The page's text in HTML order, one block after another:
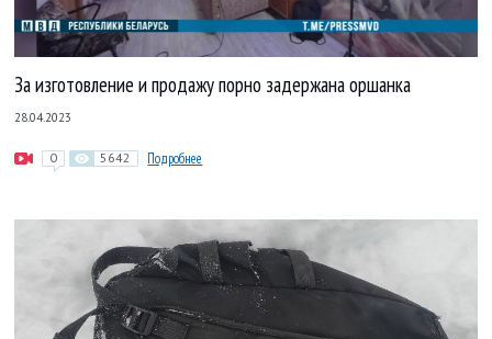
За изготовление и продажу порно задержана оршанка
28.04.2023
0 5642 Подробнее